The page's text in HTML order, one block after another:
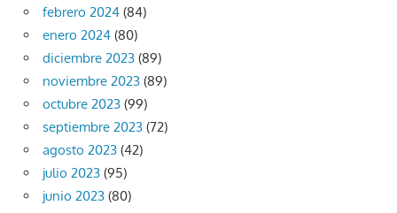
febrero 2024 (84)
enero 2024 (80)
diciembre 2023 (89)
noviembre 2023 (89)
octubre 2023 (99)
septiembre 2023 (72)
agosto 2023 (42)
julio 2023 (95)
junio 2023 (80)